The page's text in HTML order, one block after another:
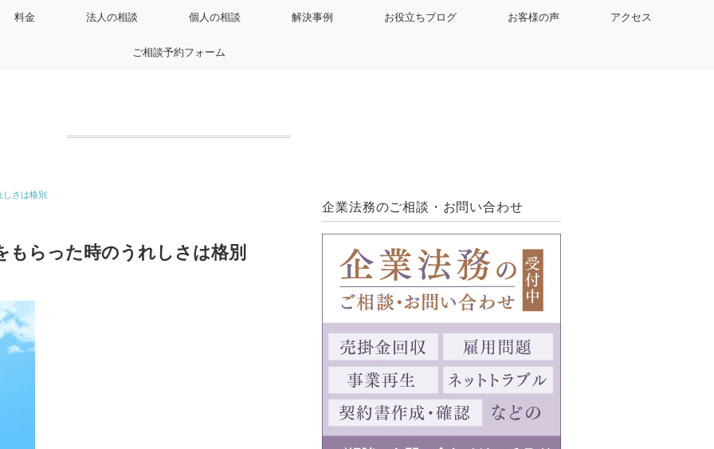
料金 法人の相談 個人の相談 解決事例 お役立ちブログ お客様の声 アクセス
ご相談予約フォーム
しさは格別
もらった時のうれしさは格別
企業法務のご相談・お問い合わせ